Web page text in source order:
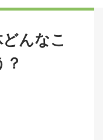
んなこ